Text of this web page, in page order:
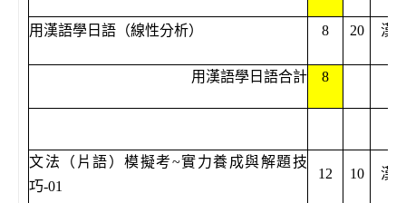
用漢語學日語（線性分析） 8 20 漢
用漢語學日語合計 8
文法（片語）模擬考~實力養成與解題技
巧-01
12 10 漢